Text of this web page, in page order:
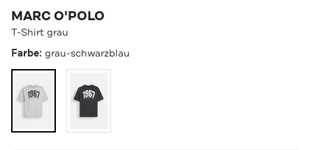
MARC O'POLO
T-Shirt grau
Farbe: grau-schwarzblau